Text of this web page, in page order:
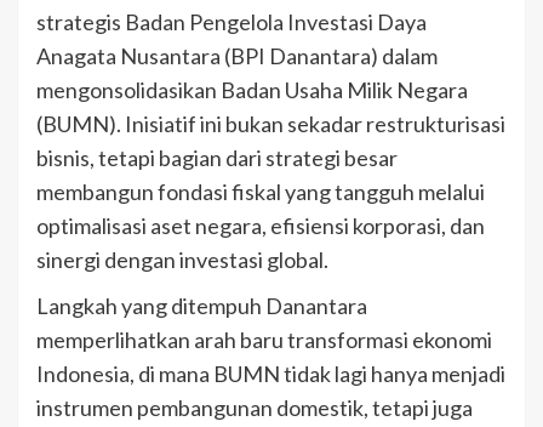
strategis Badan Pengelola Investasi Daya
Anagata Nusantara (BPI Danantara) dalam
mengonsolidasikan Badan Usaha Milik Negara
(BUMN). Inisiatif ini bukan sekadar restrukturisasi
bisnis, tetapi bagian dari strategi besar
membangun fondasi fiskal yang tangguh melalui
optimalisasi aset negara, efisiensi korporasi, dan
sinergi dengan investasi global.
Langkah yang ditempuh Danantara
memperlihatkan arah baru transformasi ekonomi
Indonesia, di mana BUMN tidak lagi hanya menjadi
instrumen pembangunan domestik, tetapi juga